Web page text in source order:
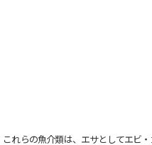
らの魚介類は、エサとしてエビ・